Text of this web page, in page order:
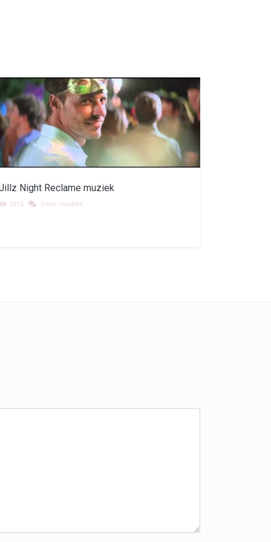
Night Reclame muziek
3215 Geen reacties